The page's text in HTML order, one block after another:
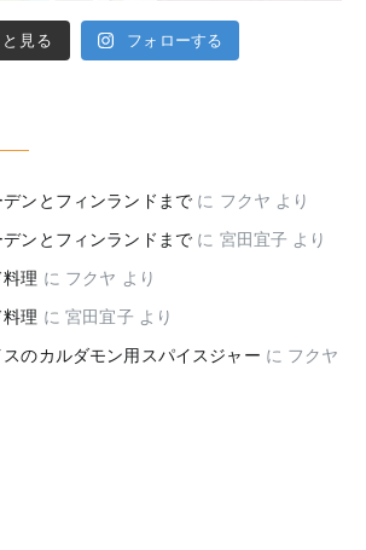
見る フォローする
ンとフィンランドまで に フクヤ より
ンとフィンランドまで に 宮田宜子 より
理 に フクヤ より
理 に宮田宜子 より
のカルダモン用スパイスジャー に フクヤ